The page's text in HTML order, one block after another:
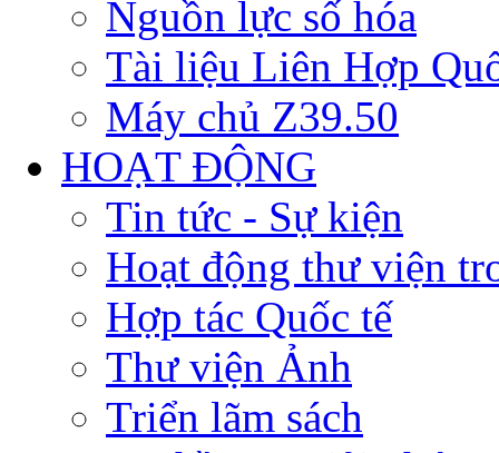
Nguồn lực số hóa
Tài liệu Liên Hợp
Máy chủ Z39.50
HOẠT ĐỘNG
Tin tức - Sự kiện
Hoạt động thư viện
Hợp tác Quốc tế
Thư viện Ảnh
Triển lãm sách